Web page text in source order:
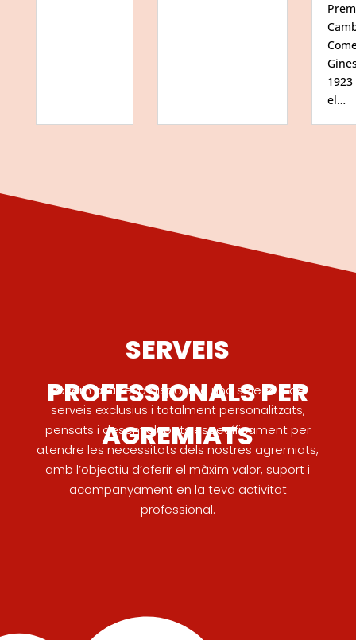
el…
SERVEIS
PROFESSIONALS PER
AGREMIATS
Posem a la teva disposició una selecció de
serveis exclusius i totalment personalitzats,
pensats i desenvolupats específicament per
atendre les necessitats dels nostres agremiats,
amb l’objectiu d’oferir el màxim valor, suport i
acompanyament en la teva activitat
professional.